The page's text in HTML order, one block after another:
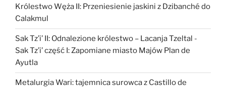
Królestwo Węża II: Przeniesienie jaskini z Dzibanché do
Calakmul
Sak Tz’i’ II: Odnalezione królestwo – Lacanja Tzeltal -
Sak Tz’i’ część I: Zapomiane miasto Majów Plan de
Ayutla
Metalurgia Wari: tajemnica surowca z Castillo de